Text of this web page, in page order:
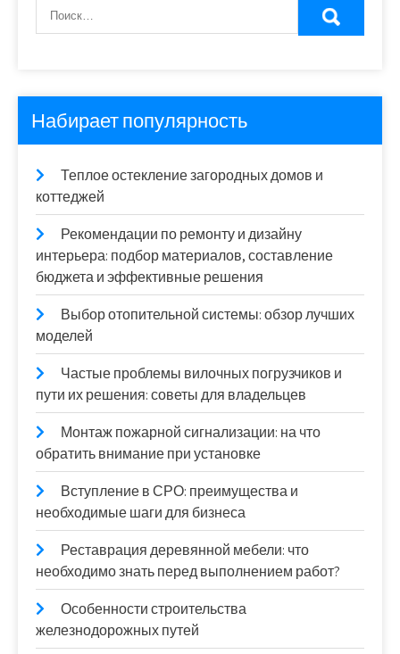
Набирает популярность
Теплое остекление загородных домов и
коттеджей
Рекомендации по ремонту и дизайну
интерьера: подбор материалов, составление
бюджета и эффективные решения
Выбор отопительной системы: обзор лучших
моделей
Частые проблемы вилочных погрузчиков и
пути их решения: советы для владельцев
Монтаж пожарной сигнализации: на что
обратить внимание при установке
Вступление в СРО: преимущества и
необходимые шаги для бизнеса
Реставрация деревянной мебели: что
необходимо знать перед выполнением работ?
Особенности строительства
железнодорожных путей